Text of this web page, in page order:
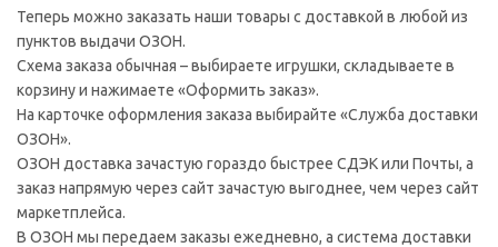
Теперь можно заказать наши товары с доставкой в любой из
пунктов выдачи ОЗОН.
Схема заказа обычная – выбираете игрушки, складываете в
корзину и нажимаете «Оформить заказ».
На карточке оформления заказа выбирайте «Служба доставки
ОЗОН».
ОЗОН доставка зачастую гораздо быстрее СДЭК или Почты, а
заказ напрямую через сайт зачастую выгоднее, чем через сайт
маркетплейса.
В ОЗОН мы передаем заказы ежедневно, а система доставки